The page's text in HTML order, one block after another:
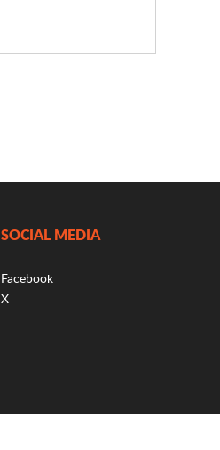
SOCIAL MEDIA
Facebook
X